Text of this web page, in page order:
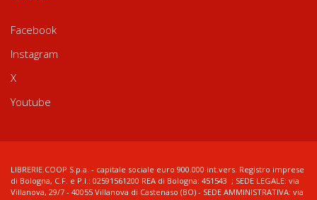
Facebook
Instagram
X
Youtube
LIBRERIE.COOP S.p.a. - capitale sociale euro 900.000 int.vers. Registro imprese
di Bologna, C.F. e P.I.: 02591561200 REA di Bologna: 451543 ; SEDE LEGALE: via
Villanova, 29/7 - 40055 Villanova di Castenaso (BO) - SEDE AMMINISTRATIVA: via